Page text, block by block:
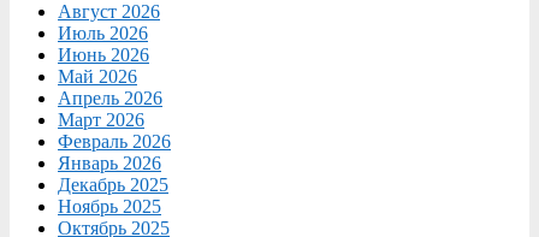
Август 2026
Июль 2026
Июнь 2026
Май 2026
Апрель 2026
Март 2026
Февраль 2026
Январь 2026
Декабрь 2025
Ноябрь 2025
Октябрь 2025